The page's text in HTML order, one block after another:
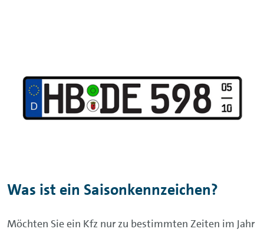
Was ist ein Saisonkennzeichen?
Möchten Sie ein Kfz nur zu bestimmten Zeiten im Jahr